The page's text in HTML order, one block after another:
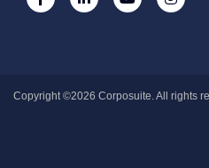
Copyright ©2026 Corposuite. All rights